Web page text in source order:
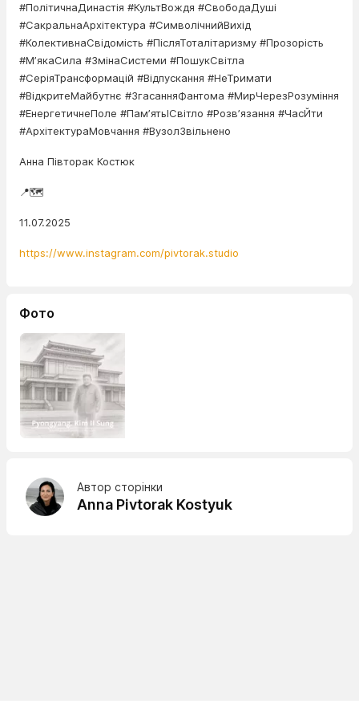
#ПолітичнаДинастія #КультВождя #СвободаДуші
#СакральнаАрхітектура #СимволічнийВихід
#КолективнаСвідомість #ПісляТоталітаризму #Прозорість
#МʼякаСила #ЗмінаСистеми #ПошукСвітла
#СеріяТрансформацій #Відпускання #НеТримати
#ВідкритеМайбутнє #ЗгасанняФантома #МирЧерезРозуміння
#ЕнергетичнеПоле #ПамʼятьІСвітло #Розвʼязання #ЧасЙти
#АрхітектураМовчання #ВузолЗвільнено
Анна Півторак Костюк
📍🗺️
11.07.2025
https://www.instagram.com/pivtorak.studio
Фото
Автор сторінки
Anna Pivtorak Kostyuk